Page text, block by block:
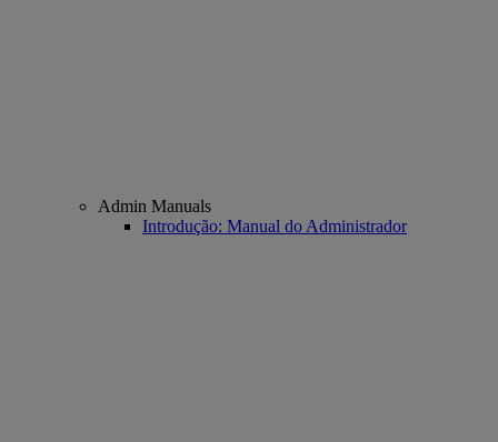
Admin Manuals
Introdução: Manual do Administrador